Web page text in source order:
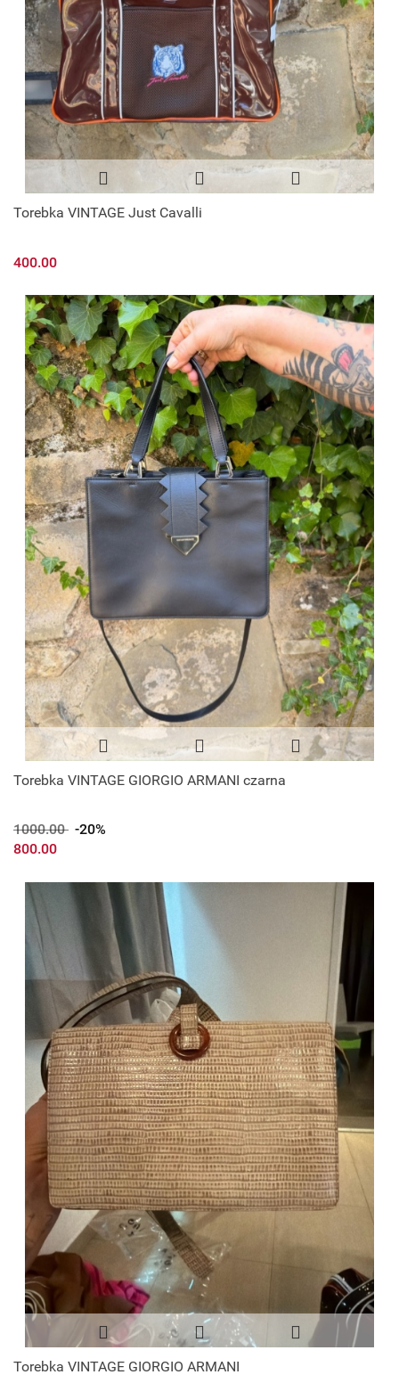
Torebka VINTAGE Just Cavalli
400.00
Torebka VINTAGE GIORGIO ARMANI czarna
1000.00 -20%
800.00
Torebka VINTAGE GIORGIO ARMANI